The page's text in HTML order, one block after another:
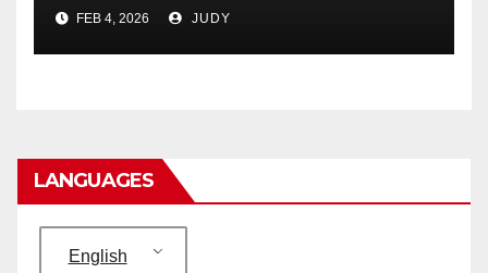
FEB 4, 2026 JUDY
LANGUAGES
English